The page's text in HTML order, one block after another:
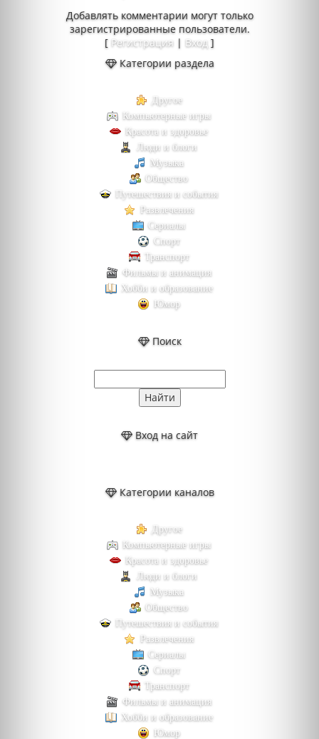
Добавлять комментарии могут только
зарегистрированные пользователи.
[ Регистрация | Вход ]
Категории раздела
Другое
Компьютерные игры
Красота и здоровье
Люди и блоги
Музыка
Общество
Путешествия и события
Развлечения
Сериалы
Спорт
Транспорт
Фильмы и анимация
Хобби и образование
Юмор
Поиск
Вход на сайт
Категории каналов
Другое
Компьютерные игры
Красота и здоровье
Люди и блоги
Музыка
Общество
Путешествия и события
Развлечения
Сериалы
Спорт
Транспорт
Фильмы и анимация
Хобби и образование
Юмор